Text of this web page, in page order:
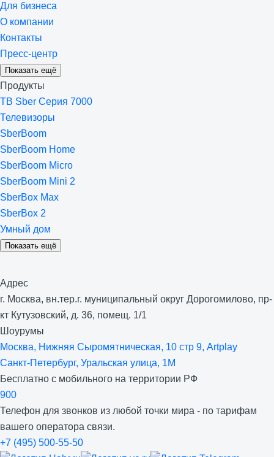
Для бизнеса
О компании
Контакты
Пресс-центр
Показать ещё
Продукты
ТВ Sber Серия 7000
Телевизоры
SberBoom
SberBoom Home
SberBoom Micro
SberBoom Mini 2
SberBox Max
SberBox 2
Умный дом
Показать ещё
Адрес
г. Москва, вн.тер.г. муниципальный округ Дорогомилово, пр-
кт Кутузовский, д. 36, помещ. 1/1
Шоурумы
Москва, Нижняя Сыро­мятническая, 10 стр 9, Artplay
Санкт-Петербург, Уральская улица, 1М
Бесплатно с мобильного на территории РФ
900
Телефон для звонков из любой точки мира - по тарифам
вашего оператора связи.
+7 (495) 500-55-50